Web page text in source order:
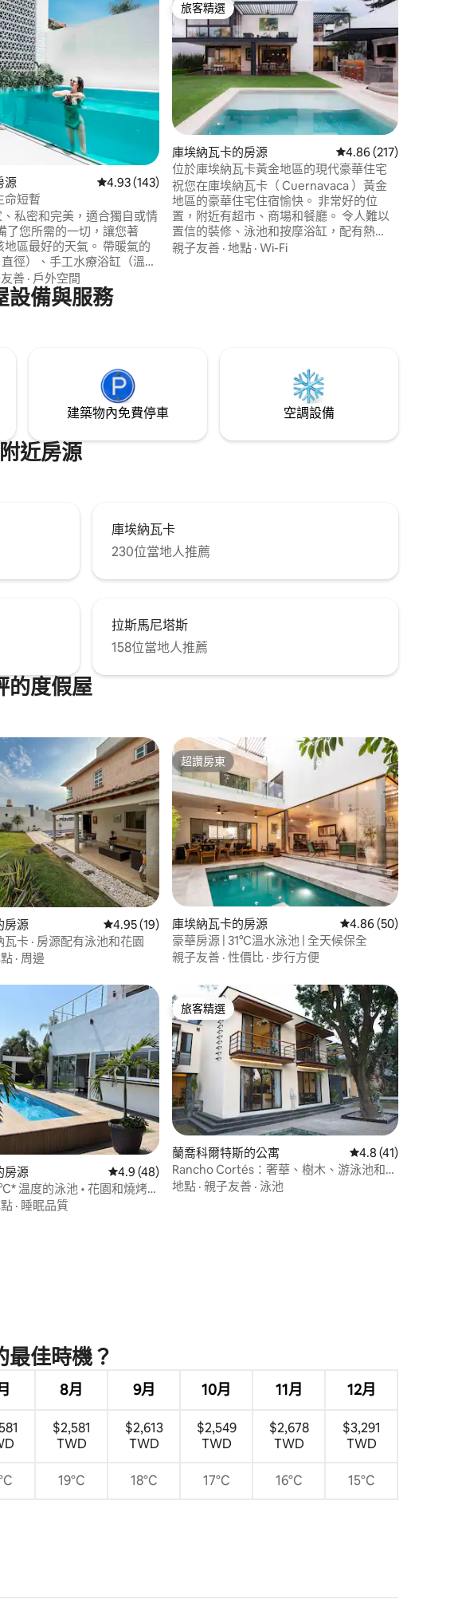
均評分（滿分 5 分）
源 從 143 則評價中獲得 4.93 的平均評分（滿分 5 分）
4.93 (143)
命短暫
、私密和完美，適合獨自或情
了您所需的一切，讓您著
地區最好的天氣。 帶暖氣的
徑）、手工水療浴缸（溫
露臺上的浴缸（熱水或冷
層之間的淋浴間、閱讀
日光浴區、酒吧和其他空
善 · 戶外空間
旅客精選
旅客精選
庫埃納瓦卡的房源 從 217 則評價中獲得
4.86 (217)
位於庫埃納瓦卡黃金地區的現代豪華住宅
祝您在庫埃納瓦卡（ Cuernavaca ）黃金
地區的豪華住宅住宿愉快。 非常好的位
置，附近有超市、商場和餐廳。 令人難以
置信的裝修、泳池和按摩浴缸，配有熱
泵，花園裡有燒烤和電視，電視房內有86
親子友善 · 地點 · Wi-Fi
設備與服務
建築物內免費停車 空調設備
近房源
庫埃納瓦卡
230位當地人推薦
拉斯馬尼塔斯
158位當地人推薦
的度假屋
平均評分（滿分 5 分）
房源 從 19 則評價中獲得 4.95 的平均評分（滿分 5 分）
4.95 (19)
卡 · 房源配有泳池和花園
· 周邊
超讚房東
超讚房東
庫埃納瓦卡的房源 從 50 則評價中獲得
4.86 (50)
豪華房源 | 31°C溫水泳池 | 全天候保全
親子友善 · 性價比 · 步行方便
均評分（滿分 5 分）
房源 從 48 則評價中獲得 4.9 的平均評分（滿分 5 分）
4.9 (48)
温度的泳池 • 花園和燒烤設
· 睡眠品質
旅客精選
旅客精選
蘭喬科爾特斯的公寓 從 41 則評價中獲得
4.8 (41)
Rancho Cortés：奢華、樹木、游泳池和營
火
地點 · 親子友善 · 泳池
佳時機？
8月 9月 10月 11月 12月
$2,581
TWD
$2,613
TWD
$2,549
TWD
$2,678
TWD
$3,291
TWD
19°C 18°C 17°C 16°C 15°C